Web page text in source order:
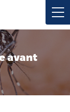
avant